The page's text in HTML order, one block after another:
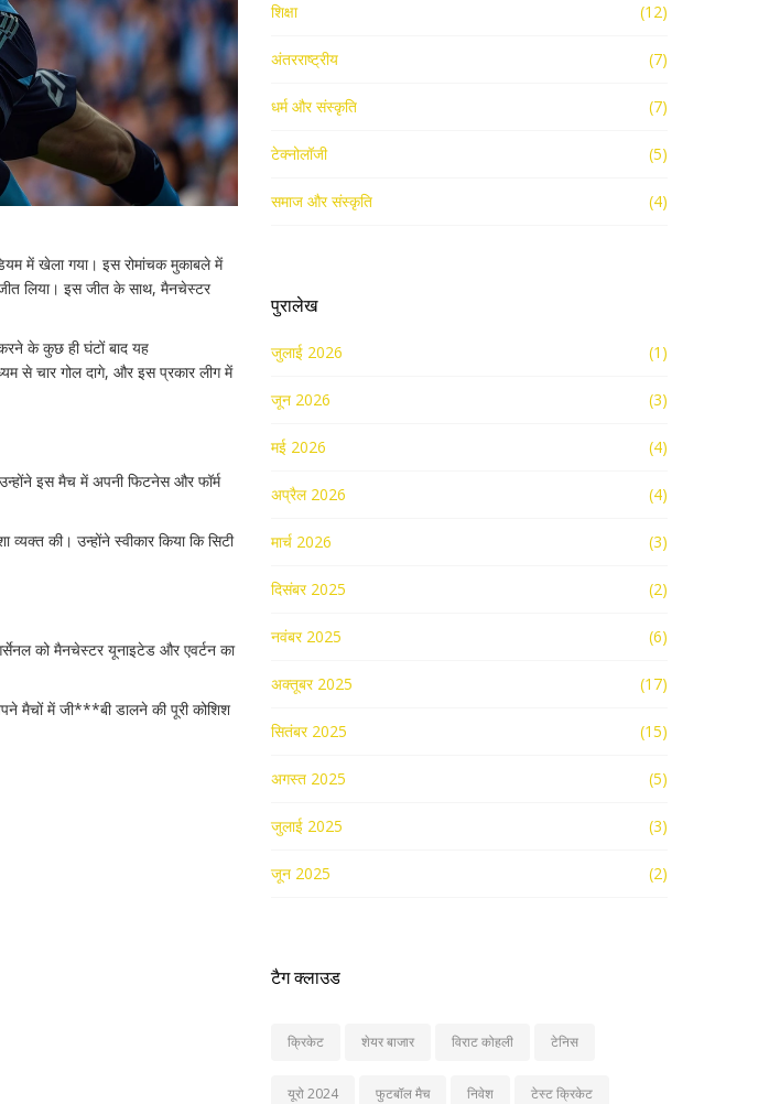
में खेला गया। इस रोमांचक मुकाबले में
लिया। इस जीत के साथ, मैनचेस्टर
करने के कुछ ही घंटों बाद यह
से चार गोल दागे, और इस प्रकार लीग में
इस मैच में अपनी फिटनेस और फॉर्म
की। उन्होंने स्वीकार किया कि सिटी
को मैनचेस्टर यूनाइटेड और एवर्टन का
मैचों में जी***बी डालने की पूरी कोशिश
शिक्षा (12)
अंतरराष्ट्रीय (7)
धर्म और संस्कृति (7)
टेक्नोलॉजी (5)
समाज और संस्कृति (4)
पुरालेख
जुलाई 2026 (1)
जून 2026 (3)
मई 2026 (4)
अप्रैल 2026 (4)
मार्च 2026 (3)
दिसंबर 2025 (2)
नवंबर 2025 (6)
अक्तूबर 2025 (17)
सितंबर 2025 (15)
अगस्त 2025 (5)
जुलाई 2025 (3)
जून 2025 (2)
टैग क्लाउड
क्रिकेट शेयर बाजार विराट कोहली टेनिस
यूरो 2024 फुटबॉल मैच निवेश टेस्ट क्रिकेट